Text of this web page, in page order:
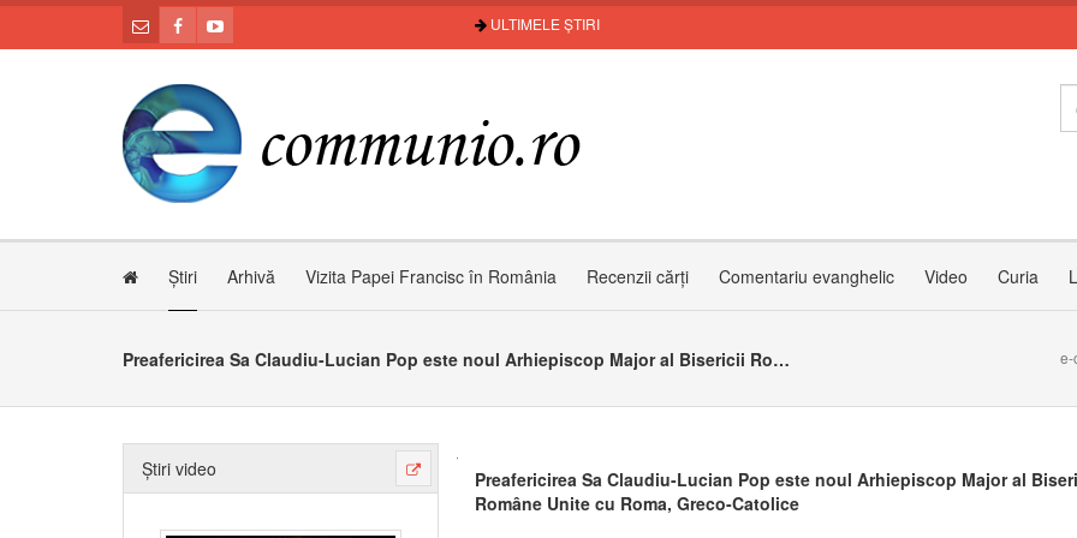
ULTIMELE ȘTIRI
Știri Arhivă Vizita Papei Francisc în România Recenzii cărți Comentariu evanghelic Video Curia
Preafericirea Sa Claudiu-Lucian Pop este noul Arhiepiscop Major al Bisericii Române Unite cu Roma, Greco-Catolice e-
Știri video
Preafericirea Sa Claudiu-Lucian Pop este noul Arhiepiscop Major al
Române Unite cu Roma, Greco-Catolice